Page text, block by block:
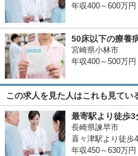
年収400～600万円
50床以下の療養
宮崎県小林市
年収400～500万円
この求人を見た人はこれも見てい
最寄駅より徒歩
長崎県諫早市
喜々津駅より徒歩
年収450～630万円